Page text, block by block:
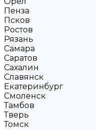
Пенза
Псков
Ростов
Рязань
Самара
Саратов
Сахалин
Славянск
Екатеринбург
Смоленск
Тамбов
Тверь
Томск